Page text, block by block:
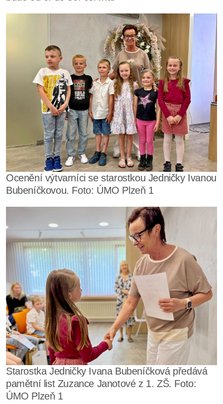
Ocenění výtvarníci se starostkou Jedničky Ivanou
Bubeníčkovou. Foto: ÚMO Plzeň 1
Starostka Jedničky Ivana Bubeníčková předává
pamětní list Zuzance Janotové z 1. ZŠ. Foto:
ÚMO Plzeň 1